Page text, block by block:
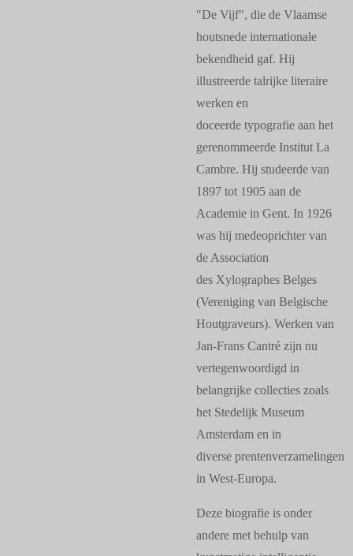
"De Vijf", die de Vlaamse
houtsnede internationale
bekendheid gaf. Hij
illustreerde talrijke literaire
werken en
doceerde typografie aan het
gerenommeerde Institut La
Cambre. Hij studeerde van
1897 tot 1905 aan de
Academie in Gent. In 1926
was hij medeoprichter van
de Association
des Xylographes Belges
(Vereniging van Belgische
Houtgraveurs). Werken van
Jan-Frans Cantré zijn nu
vertegenwoordigd in
belangrijke collecties zoals
het Stedelijk Museum
Amsterdam en in
diverse prentenverzamelingen
in West-Europa.
Deze biografie is onder
andere met behulp van